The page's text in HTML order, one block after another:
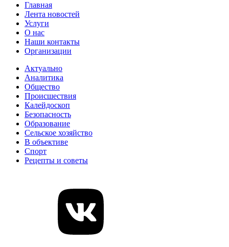
Главная
Лента новостей
Услуги
О нас
Наши контакты
Организации
Актуально
Аналитика
Общество
Происшествия
Калейдоскоп
Безопасность
Образование
Сельское хозяйство
В объективе
Спорт
Рецепты и советы